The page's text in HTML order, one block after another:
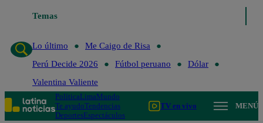
Temas
Lo último
Lo último
Me Caigo de Risa
Perú Decide 2026
Fútbol peruano
Dólar
Valentina Valiente
PolíticaLimaMundo
Te ayudoTendencias
DeportesEspectáculos
TV en vivo MENÚ